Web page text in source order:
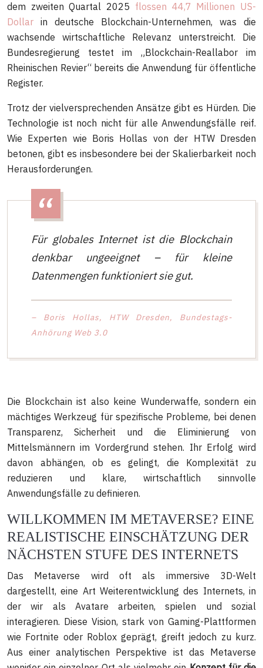
dem zweiten Quartal 2025 flossen 44,7 Millionen US-
Dollar in deutsche Blockchain-Unternehmen, was die
wachsende wirtschaftliche Relevanz unterstreicht. Die
Bundesregierung testet im „Blockchain-Reallabor im
Rheinischen Revier“ bereits die Anwendung für öffentliche
Register.
Trotz der vielversprechenden Ansätze gibt es Hürden. Die
Technologie ist noch nicht für alle Anwendungsfälle reif.
Wie Experten wie Boris Hollas von der HTW Dresden
betonen, gibt es insbesondere bei der Skalierbarkeit noch
Herausforderungen.
Für globales Internet ist die Blockchain
denkbar ungeeignet – für kleine
Datenmengen funktioniert sie gut.
– Boris Hollas, HTW Dresden, Bundestags-
Anhörung Web 3.0
Die Blockchain ist also keine Wunderwaffe, sondern ein
mächtiges Werkzeug für spezifische Probleme, bei denen
Transparenz, Sicherheit und die Eliminierung von
Mittelsmännern im Vordergrund stehen. Ihr Erfolg wird
davon abhängen, ob es gelingt, die Komplexität zu
reduzieren und klare, wirtschaftlich sinnvolle
Anwendungsfälle zu definieren.
WILLKOMMEN IM METAVERSE? EINE
REALISTISCHE EINSCHÄTZUNG DER
NÄCHSTEN STUFE DES INTERNETS
Das Metaverse wird oft als immersive 3D-Welt
dargestellt, eine Art Weiterentwicklung des Internets, in
der wir als Avatare arbeiten, spielen und sozial
interagieren. Diese Vision, stark von Gaming-Plattformen
wie Fortnite oder Roblox geprägt, greift jedoch zu kurz.
Aus einer analytischen Perspektive ist das Metaverse